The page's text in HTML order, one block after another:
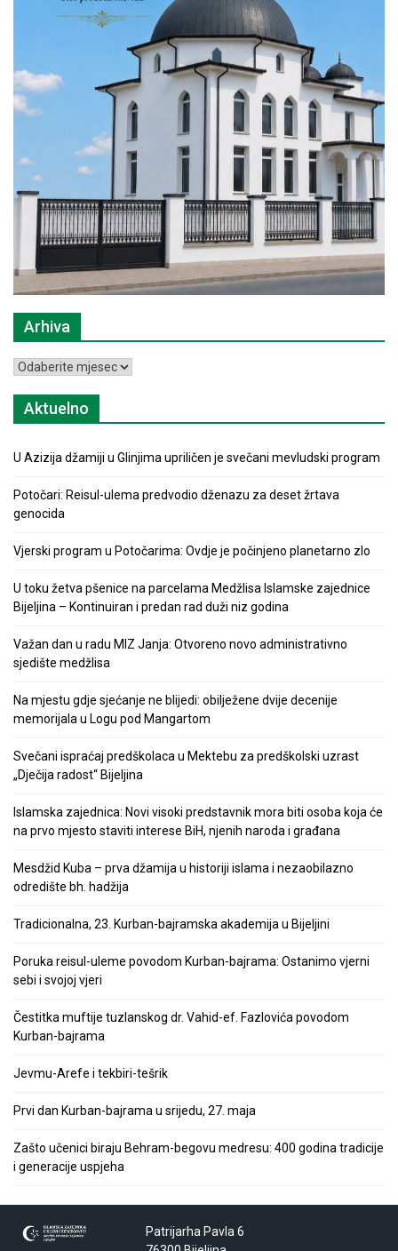
Arhiva
Arhiva
Aktuelno
U Azizija džamiji u Glinjima upriličen je svečani mevludski program
Potočari: Reisul-ulema predvodio dženazu za deset žrtava
genocida
Vjerski program u Potočarima: Ovdje je počinjeno planetarno zlo
U toku žetva pšenice na parcelama Medžlisa Islamske zajednice
Bijeljina – Kontinuiran i predan rad duži niz godina
Važan dan u radu MIZ Janja: Otvoreno novo administrativno
sjedište medžlisa
Na mjestu gdje sjećanje ne blijedi: obilježene dvije decenije
memorijala u Logu pod Mangartom
Svečani ispraćaj predškolaca u Mektebu za predškolski uzrast
„Dječija radost“ Bijeljina
Islamska zajednica: Novi visoki predstavnik mora biti osoba koja će
na prvo mjesto staviti interese BiH, njenih naroda i građana
Mesdžid Kuba – prva džamija u historiji islama i nezaobilazno
odredište bh. hadžija
Tradicionalna, 23. Kurban-bajramska akademija u Bijeljini
Poruka reisul-uleme povodom Kurban-bajrama: Ostanimo vjerni
sebi i svojoj vjeri
Čestitka muftije tuzlanskog dr. Vahid-ef. Fazlovića povodom
Kurban-bajrama
Jevmu-Arefe i tekbiri-tešrik
Prvi dan Kurban-bajrama u srijedu, 27. maja
Zašto učenici biraju Behram-begovu medresu: 400 godina tradicije
i generacije uspjeha
Patrijarha Pavla 6